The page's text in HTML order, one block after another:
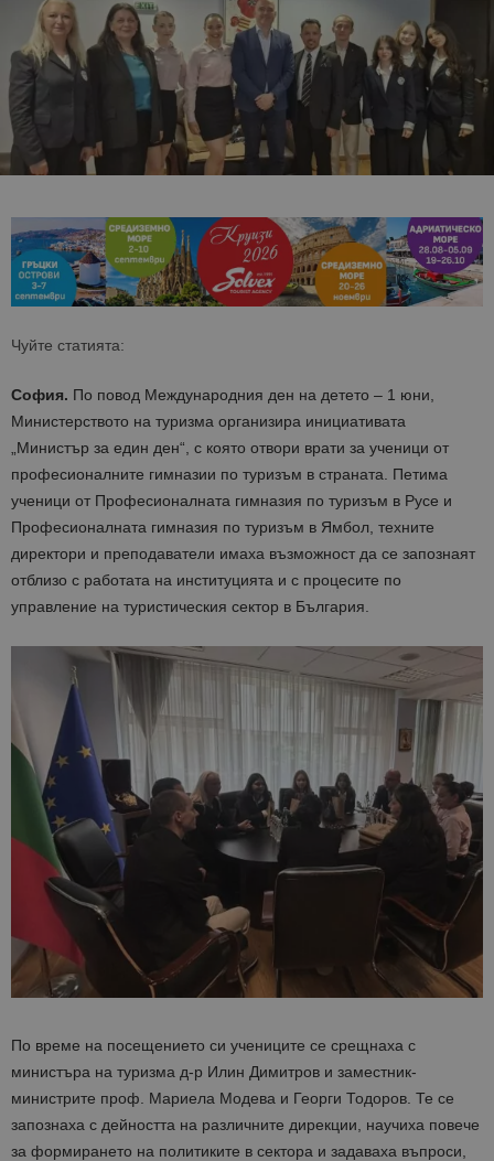
Чуйте статията:
София. По повод Международния ден на детето – 1 юни,
Министерството на туризма организира инициативата
„Министър за един ден“, с която отвори врати за ученици от
професионалните гимназии по туризъм в страната. Петима
ученици от Професионалната гимназия по туризъм в Русе и
Професионалната гимназия по туризъм в Ямбол, техните
директори и преподаватели имаха възможност да се запознаят
отблизо с работата на институцията и с процесите по
управление на туристическия сектор в България.
По време на посещението си учениците се срещнаха с
министъра на туризма д-р Илин Димитров и заместник-
министрите проф. Мариела Модева и Георги Тодоров. Те се
запознаха с дейността на различните дирекции, научиха повече
за формирането на политиките в сектора и задаваха въпроси,